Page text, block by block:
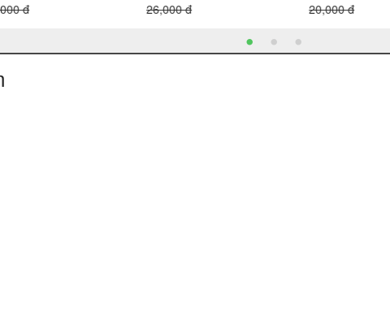
20,000 đ 155,000 đ